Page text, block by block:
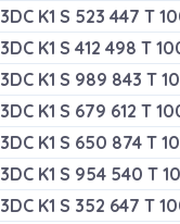
3DC K1 S 523 447 T
3DC K1 S 412 498 T
3DC K1 S 989 843 T
3DC K1 S 679 612 T
3DC K1 S 650 874 T
3DC K1 S 954 540 T
3DC K1 S 352 647 T